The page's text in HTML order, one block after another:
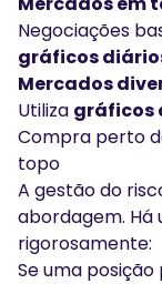
Negociações
gráficos
Mercados
Utiliza gráficos
Compra perto
topo
A gestão do
abordagem. Há
rigorosamente:
Se uma